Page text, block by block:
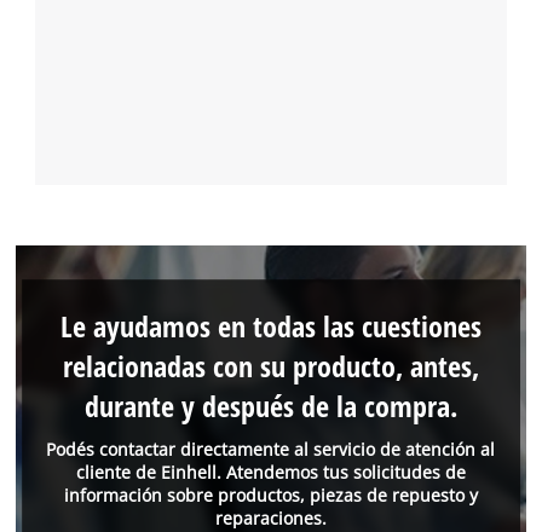
Podés contactar directamente al servicio de atención al
cliente de Einhell. Atendemos tus solicitudes de
información sobre productos, piezas de repuesto y
reparaciones.
Le ayudamos en todas las cuestiones
relacionadas con su producto, antes,
durante y después de la compra.